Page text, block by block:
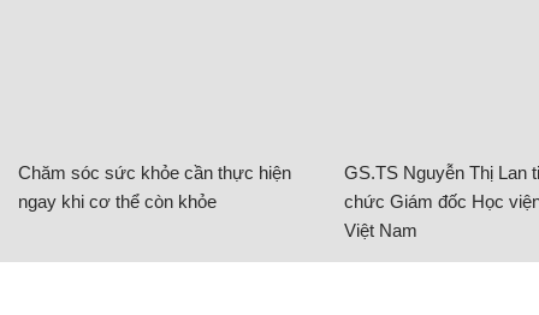
Chăm sóc sức khỏe cần thực hiện
ngay khi cơ thể còn khỏe
GS.TS Nguyễn Thị Lan
chức Giám đốc Học
Việt Nam